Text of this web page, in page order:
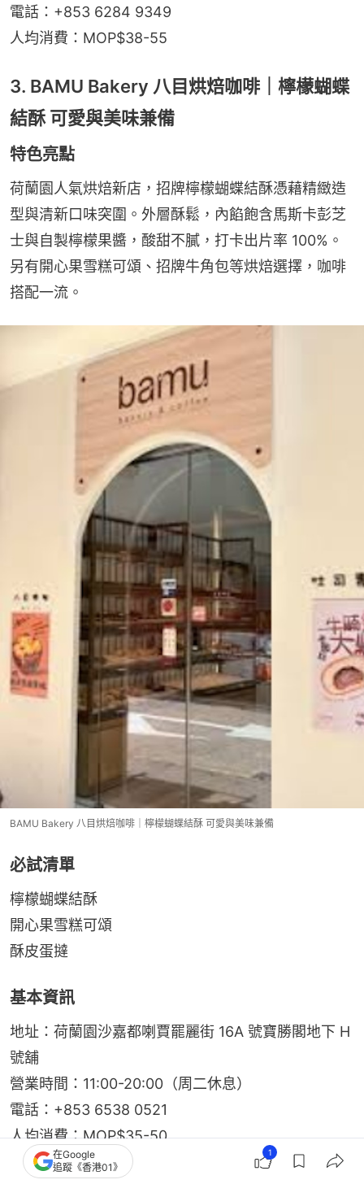
電話：+853 6284 9349
人均消費：MOP$38-55
3. BAMU Bakery 八目烘焙咖啡｜檸檬蝴蝶
結酥 可愛與美味兼備
特色亮點
荷蘭園人氣烘焙新店，招牌檸檬蝴蝶結酥憑藉精緻造
型與清新口味突圍。外層酥鬆，內餡飽含馬斯卡彭芝
士與自製檸檬果醬，酸甜不膩，打卡出片率 100%。
另有開心果雪糕可頌、招牌牛角包等烘焙選擇，咖啡
搭配一流。
BAMU Bakery 八目烘焙咖啡｜檸檬蝴蝶結酥 可愛與美味兼備
必試清單
檸檬蝴蝶結酥
開心果雪糕可頌
酥皮蛋撻
基本資訊
地址：荷蘭園沙嘉都喇賈罷麗街 16A 號寶勝閣地下 H
號舖
營業時間：11:00-20:00（周二休息）
電話：+853 6538 0521
人均消費：MOP$35-50
在Google
追蹤《香港01》
1